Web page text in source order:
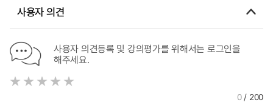
사용자 의견
사용자 의견등록 및 강의평가를 위해서는 로그인을
해주세요.
0/ 200